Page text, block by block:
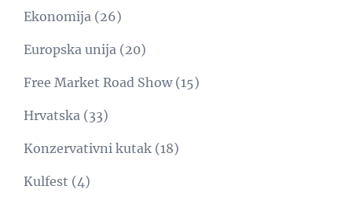
Ekonomija (26)
Europska unija (20)
Free Market Road Show(15)
Hrvatska (33)
Konzervativni kutak (18)
Kulfest (4)